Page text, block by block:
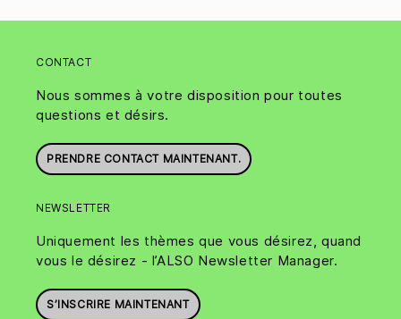
CONTACT
Nous sommes à votre disposition pour toutes
questions et désirs.
PRENDRE CONTACT MAINTENANT.
NEWSLETTER
Uniquement les thèmes que vous désirez, quand
vous le désirez - l’ALSO Newsletter Manager.
S’INSCRIRE MAINTENANT